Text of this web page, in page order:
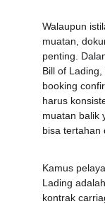
Walaupun
muatan,
penting.
Bill of
booking
harus
muatan balik
bisa tertahan
Kamus
Lading
kontrak